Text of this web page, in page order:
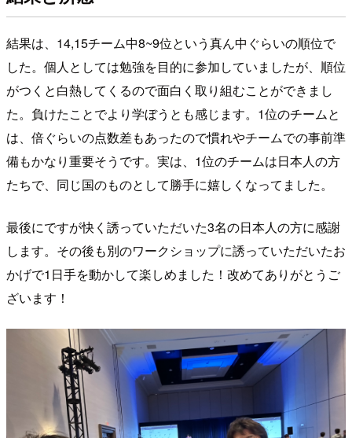
結果は、14,15チーム中8~9位という真ん中ぐらいの順位で
した。個人としては勉強を目的に参加していましたが、順位
がつくと白熱してくるので面白く取り組むことができまし
た。負けたことでより学ぼうとも感じます。1位のチームと
は、倍ぐらいの点数差もあったので慣れやチームでの事前準
備もかなり重要そうです。実は、1位のチームは日本人の方
たちで、同じ国のものとして勝手に嬉しくなってました。
最後にですが快く誘っていただいた3名の日本人の方に感謝
します。その後も別のワークショップに誘っていただいたお
かげで1日手を動かして楽しめました！改めてありがとうご
ざいます！